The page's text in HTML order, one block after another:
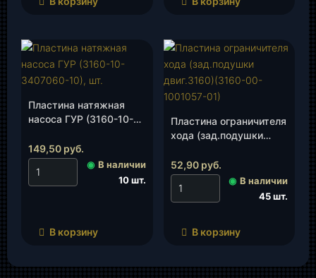
Пластина натяжная
насоса ГУР (3160-10-
149,50 руб.
◉ В наличии
10 шт.
В корзину
Пластина ограничителя
хода (зад.подушки
1001057-01), шт.
52,90 руб.
◉ В наличии
45 шт.
В корзину